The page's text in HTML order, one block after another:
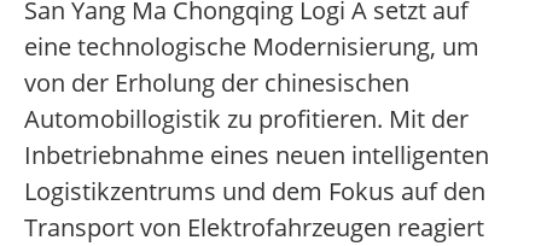
San Yang Ma Chongqing Logi A setzt auf
eine technologische Modernisierung, um
von der Erholung der chinesischen
Automobillogistik zu profitieren. Mit der
Inbetriebnahme eines neuen intelligenten
Logistikzentrums und dem Fokus auf den
Transport von Elektrofahrzeugen reagiert